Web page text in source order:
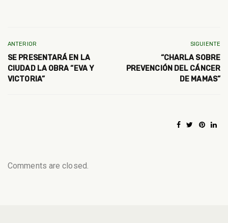
ANTERIOR
SE PRESENTARÁ EN LA
CIUDAD LA OBRA “EVA Y
VICTORIA”
SIGUIENTE
“CHARLA SOBRE
PREVENCIÓN DEL CÁNCER
DE MAMAS”
Comments are closed.